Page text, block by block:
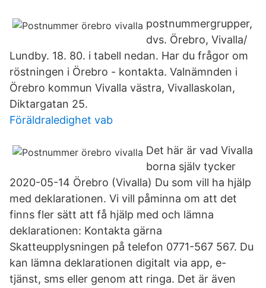
postnummergrupper,
dvs. Örebro, Vivalla/
Lundby. 18. 80. i tabell nedan. Har du frågor om
röstningen i Örebro - kontakta. Valnämnden i
Örebro kommun Vivalla västra, Vivallaskolan,
Diktargatan 25.
Föräldraledighet vab
Det här är vad Vivalla
borna själv tycker
2020-05-14 Örebro (Vivalla) Du som vill ha hjälp
med deklarationen. Vi vill påminna om att det
finns fler sätt att få hjälp med och lämna
deklarationen: Kontakta gärna
Skatteupplysningen på telefon 0771-567 567. Du
kan lämna deklarationen digitalt via app, e-
tjänst, sms eller genom att ringa. Det är även